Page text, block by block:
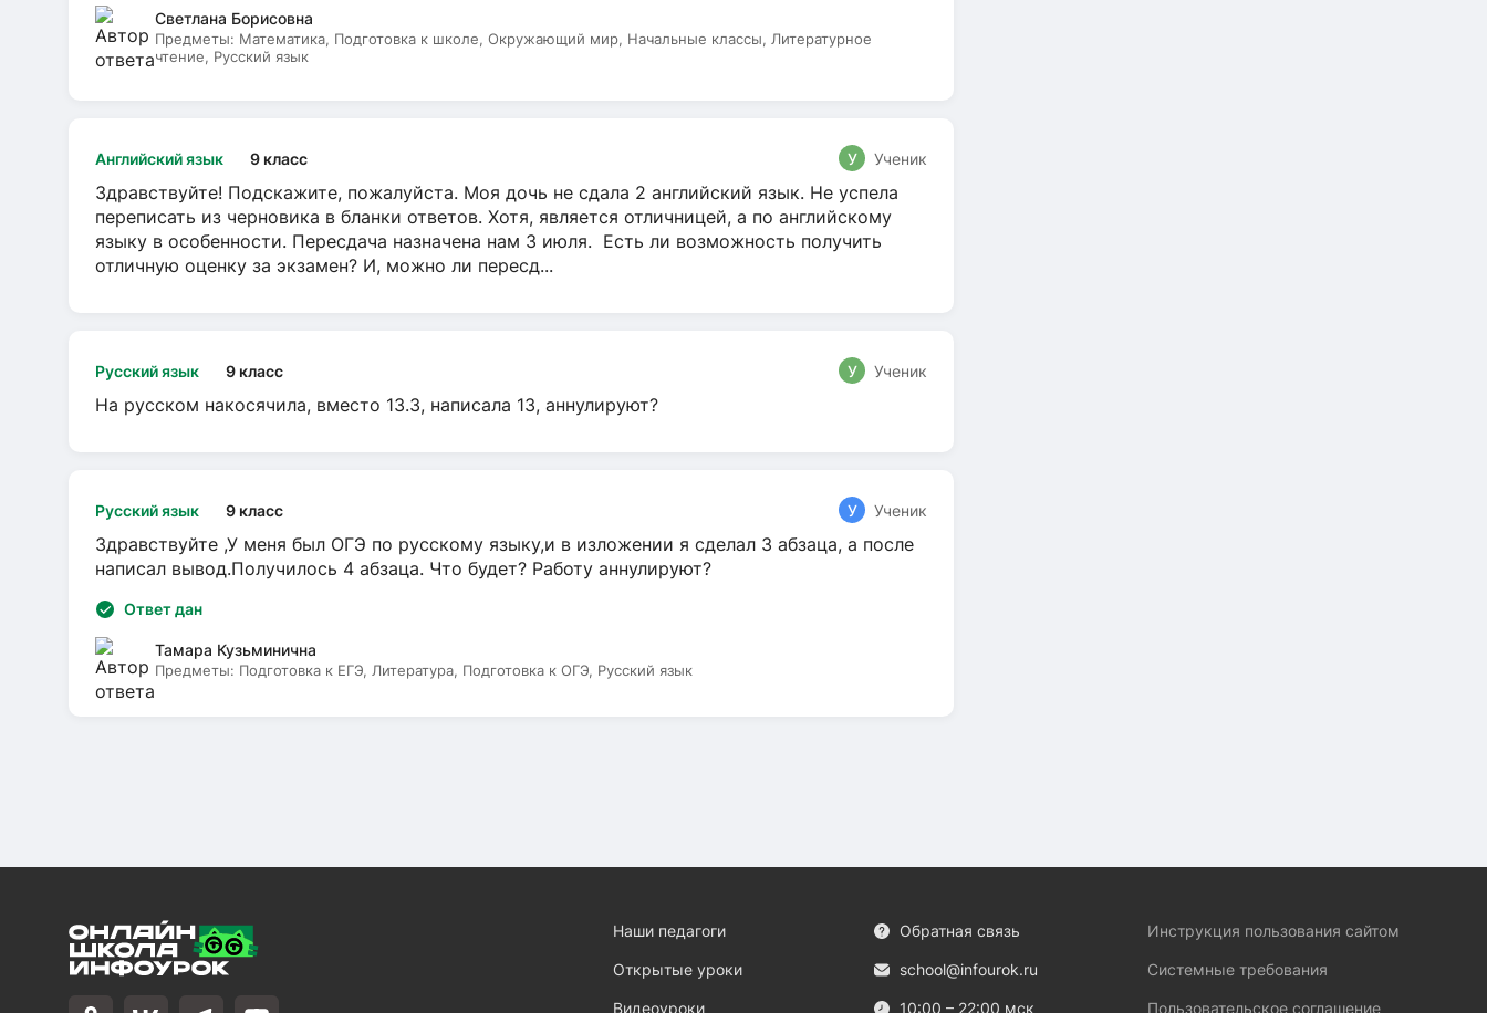
Светлана Борисовна
Предметы: Математика, Подготовка к школе, Окружающий мир, Начальные классы, Литературное
чтение, Русский язык
Английский язык 9 класс У Ученик
Здравствуйте! Подскажите, пожалуйста. Моя дочь не сдала 2 английский язык. Не успела
переписать из черновика в бланки ответов. Хотя, является отличницей, а по английскому
языку в особенности. Пересдача назначена нам 3 июля. Есть ли возможность получить
отличную оценку за экзамен? И, можно ли пересд...
Русский язык 9 класс У Ученик
На русском накосячила, вместо 13.3, написала 13, аннулируют?
Русский язык 9 класс У Ученик
Здравствуйте ,У меня был ОГЭ по русскому языку,и в изложении я сделал 3 абзаца, а после
написал вывод.Получилось 4 абзаца. Что будет? Работу аннулируют?
Ответ дан
Тамара Кузьминична
Предметы: Подготовка к ЕГЭ, Литература, Подготовка к ОГЭ, Русский язык
Наши педагоги
Открытые уроки
Видеоуроки
Обратная связь
school@infourok.ru
10:00 – 22:00 мск
Инструкция пользования сайтом
Системные требования
Пользовательское соглашение